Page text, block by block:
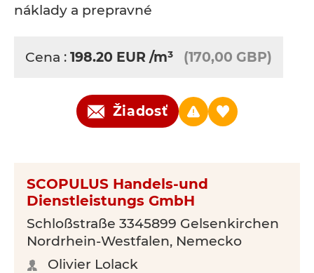
náklady a prepravné
Cena : 198.20 EUR /m³ (170,00 GBP)
Žiadosť
SCOPULUS Handels-und
Dienstleistungs GmbH
Schloßstraße 3345899 Gelsenkirchen
Nordrhein-Westfalen, Nemecko
Olivier Lolack